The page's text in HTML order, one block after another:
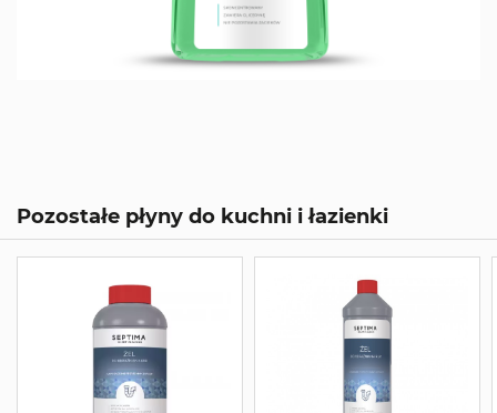
Pozostałe płyny do kuchni i łazienki